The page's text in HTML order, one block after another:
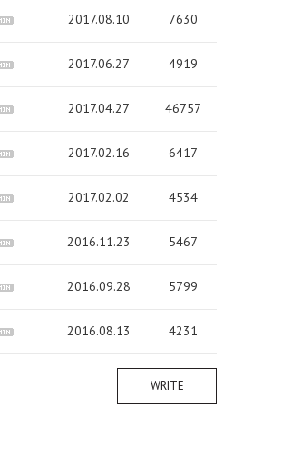
2017.08.10 7630
2017.06.27 4919
2017.04.27 46757
2017.02.16 6417
2017.02.02 4534
2016.11.23 5467
2016.09.28 5799
2016.08.13 4231
WRITE